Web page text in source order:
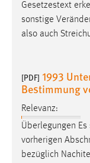
Gesetzestext
sonstige
also auch
[PDF] 1993
Bestimmung
Relevanz:
Überlegungen
vorherigen
bezüglich